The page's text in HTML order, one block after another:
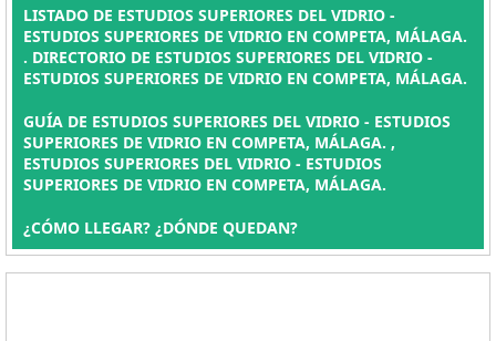
LISTADO DE ESTUDIOS SUPERIORES DEL VIDRIO -
ESTUDIOS SUPERIORES DE VIDRIO EN COMPETA, MÁLAGA.
. DIRECTORIO DE ESTUDIOS SUPERIORES DEL VIDRIO -
ESTUDIOS SUPERIORES DE VIDRIO EN COMPETA, MÁLAGA.
GUÍA DE ESTUDIOS SUPERIORES DEL VIDRIO - ESTUDIOS
SUPERIORES DE VIDRIO EN COMPETA, MÁLAGA. ,
ESTUDIOS SUPERIORES DEL VIDRIO - ESTUDIOS
SUPERIORES DE VIDRIO EN COMPETA, MÁLAGA.
¿CÓMO LLEGAR? ¿DÓNDE QUEDAN?